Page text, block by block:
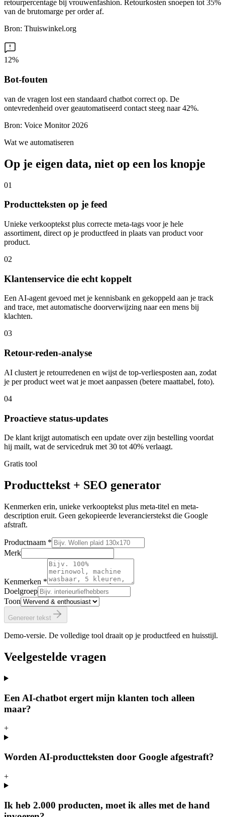
retourpercentage bij vrouwenfashion. Retourkosten snoepen tot 35%
van de brutomarge per order af.
Bron: Thuiswinkel.org
12%
Bot-fouten
van de vragen lost een standaard chatbot correct op. De
ontevredenheid over geautomatiseerd contact steeg naar 42%.
Bron: Voice Monitor 2026
Wat we automatiseren
Op je eigen data, niet op een los knopje
01
Productteksten op je feed
Unieke verkooptekst plus correcte meta-tags voor je hele
assortiment, direct op je productfeed in plaats van product voor
product.
02
Klantenservice die echt koppelt
Een AI-agent gevoed met je kennisbank en gekoppeld aan je track
and trace, met automatische doorverwijzing naar een mens bij
klachten.
03
Retour-reden-analyse
AI clustert je retourredenen en wijst de top-verliesposten aan, zodat
je per product weet wat je moet aanpassen (betere maattabel, foto).
04
Proactieve status-updates
De klant krijgt automatisch een update over zijn bestelling voordat
hij mailt, wat de servicedruk met 30 tot 40% verlaagt.
Gratis tool
Producttekst + SEO generator
Kenmerken erin, unieke verkooptekst plus meta-titel en meta-
description eruit. Geen gekopieerde leverancierstekst die Google
afstraft.
Productnaam *
Merk
Kenmerken *
Doelgroep
Toon
Genereer tekst
Demo-versie. De volledige tool draait op je productfeed en huisstijl.
Veelgestelde vragen
Een AI-chatbot ergert mijn klanten toch alleen
maar?
+
Worden AI-productteksten door Google afgestraft?
+
Ik heb 2.000 producten, moet ik alles met de hand